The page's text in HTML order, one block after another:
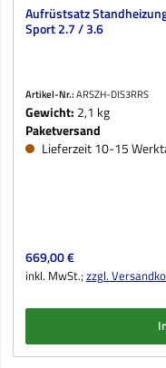
Aufrüstsatz
Sport 2.7 / 3.6
Artikel-Nr.:ARSZH-DIS3RRS
Gewicht: 2,1 kg
Paketversand
Lieferzeit 10-15
Regulärer Preis:
669,00 €
inkl. MwSt.;zzgl.